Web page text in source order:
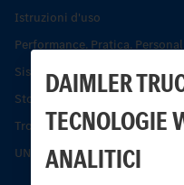
DAIMLER
TECNOLOGIE
ANALITICI
Istruzioni d'uso
Performance. Pratica.
Sistemi di assistenza alla
Storia dell’Unimog
Trovare un partner
UNI-TOUCH®